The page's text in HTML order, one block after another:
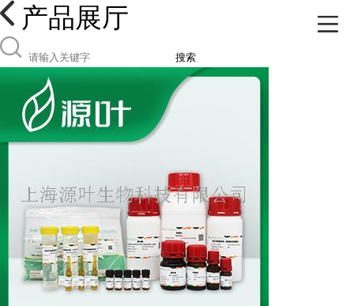
产品展厅
搜索